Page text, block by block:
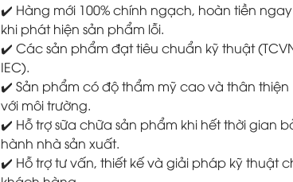
✔️ Hàng mới 100% chính ngạch, hoàn tiền ngay
khi phát hiện sản phẩm lỗi.
✔️ Các sản phẩm đạt tiêu chuẩn kỹ thuật
IEC).
✔️ Sản phẩm có độ thẩm mỹ cao và thân thiện
với môi trường.
✔️ Hỗ trợ sữa chữa sản phẩm khi hết thời gian
hành nhà sản xuất.
✔️ Hỗ trợ tư vấn, thiết kế và giải pháp kỹ thuật